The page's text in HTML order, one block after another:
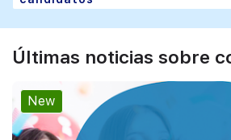
Últimas noticias sobre
New